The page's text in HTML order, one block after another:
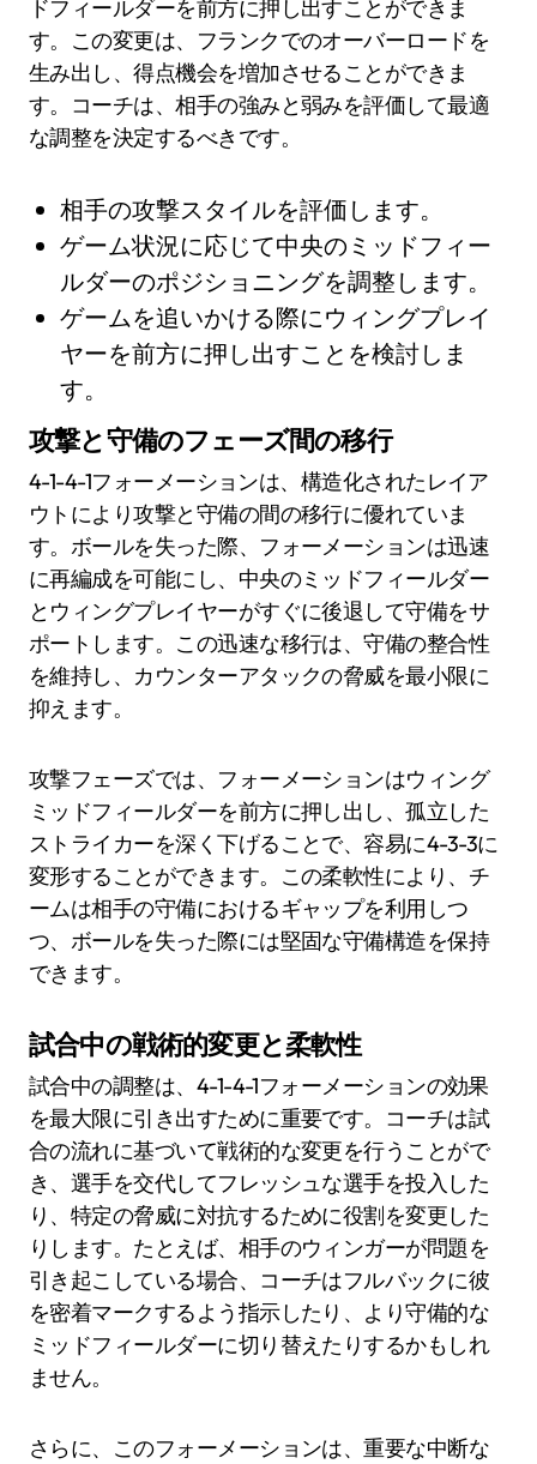
ドフィールダーを前方に押し出すことができま
す。この変更は、フランクでのオーバーロードを
生み出し、得点機会を増加させることができま
す。コーチは、相手の強みと弱みを評価して最適
な調整を決定するべきです。
相手の攻撃スタイルを評価します。
ゲーム状況に応じて中央のミッドフィー
ルダーのポジショニングを調整します。
ゲームを追いかける際にウィングプレイ
ヤーを前方に押し出すことを検討しま
す。
攻撃と守備のフェーズ間の移行
4-1-4-1フォーメーションは、構造化されたレイア
ウトにより攻撃と守備の間の移行に優れていま
す。ボールを失った際、フォーメーションは迅速
に再編成を可能にし、中央のミッドフィールダー
とウィングプレイヤーがすぐに後退して守備をサ
ポートします。この迅速な移行は、守備の整合性
を維持し、カウンターアタックの脅威を最小限に
抑えます。
攻撃フェーズでは、フォーメーションはウィング
ミッドフィールダーを前方に押し出し、孤立した
ストライカーを深く下げることで、容易に4-3-3に
変形することができます。この柔軟性により、チ
ームは相手の守備におけるギャップを利用しつ
つ、ボールを失った際には堅固な守備構造を保持
できます。
試合中の戦術的変更と柔軟性
試合中の調整は、4-1-4-1フォーメーションの効果
を最大限に引き出すために重要です。コーチは試
合の流れに基づいて戦術的な変更を行うことがで
き、選手を交代してフレッシュな選手を投入した
り、特定の脅威に対抗するために役割を変更した
りします。たとえば、相手のウィンガーが問題を
引き起こしている場合、コーチはフルバックに彼
を密着マークするよう指示したり、より守備的な
ミッドフィールダーに切り替えたりするかもしれ
ません。
さらに、このフォーメーションは、重要な中断な